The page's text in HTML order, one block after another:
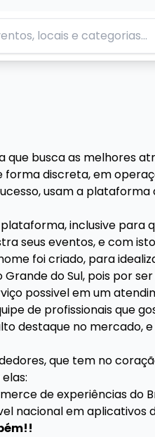
que busca as melhores
forma discreta, em
usam a
inclusive
seus eventos, e com
foi criado, para
do Sul, pois por
possivel em um
de profissionais que
destaque no mercado,
que tem no
de experiências do
nacional em aplicativos